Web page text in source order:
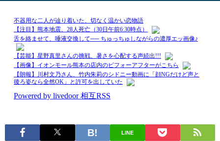
LINE